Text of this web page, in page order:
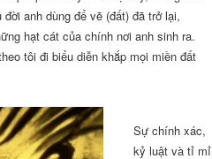
anh dùng để vẽ (đất) đã trở lại,
hạt cát của chính nơi anh sinh ra.
tôi đi biểu diễn khắp mọi miền đất
Sự chính xác,
kỷ luật và tỉ mỉ